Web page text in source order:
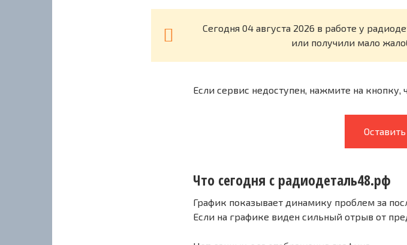
Cегодня 04 августа 2026 в работе у
или получили мало
Если сервис недоступен, нажмите на кнопку,
Что сегодня с радиодеталь48.рф
График показывает динамику проблем за
Если на графике виден сильный отрыв от